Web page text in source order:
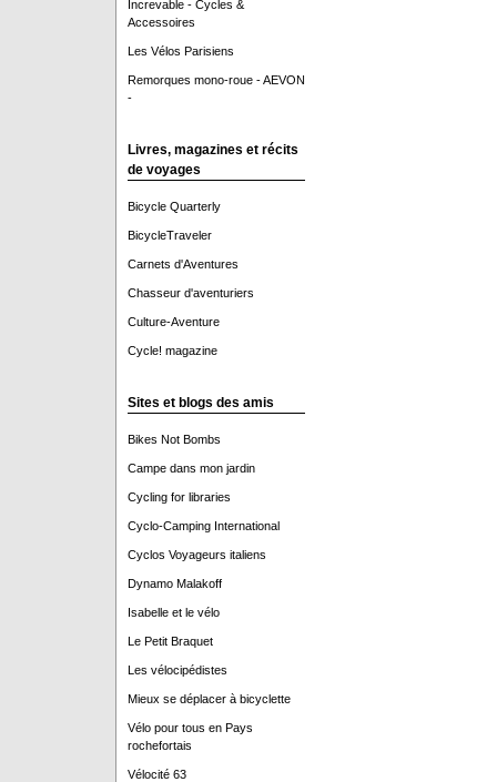
Increvable - Cycles &
Accessoires
Les Vélos Parisiens
Remorques mono-roue - AEVON
-
Livres, magazines et récits
de voyages
Bicycle Quarterly
BicycleTraveler
Carnets d'Aventures
Chasseur d'aventuriers
Culture-Aventure
Cycle! magazine
Sites et blogs des amis
Bikes Not Bombs
Campe dans mon jardin
Cycling for libraries
Cyclo-Camping International
Cyclos Voyageurs italiens
Dynamo Malakoff
Isabelle et le vélo
Le Petit Braquet
Les vélocipédistes
Mieux se déplacer à bicyclette
Vélo pour tous en Pays
rochefortais
Vélocité 63